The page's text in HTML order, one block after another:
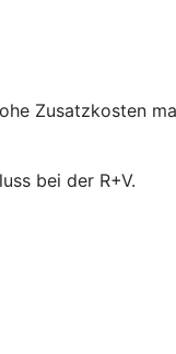
Zusatzkosten
bei der R+V.